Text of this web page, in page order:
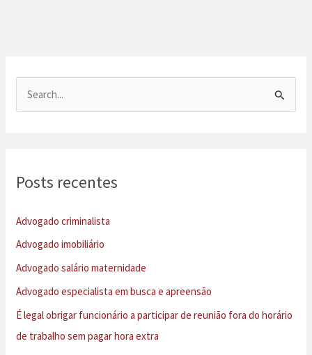
i
p
o
r
:
Posts recentes
Advogado criminalista
Advogado imobiliário
Advogado salário maternidade
Advogado especialista em busca e apreensão
É legal obrigar funcionário a participar de reunião fora do horário
de trabalho sem pagar hora extra